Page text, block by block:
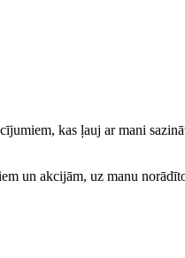
kas ļauj ar mani
un akcijām, uz manu